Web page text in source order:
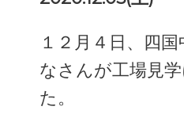
１２月４日、四
なさんが工場見
た。